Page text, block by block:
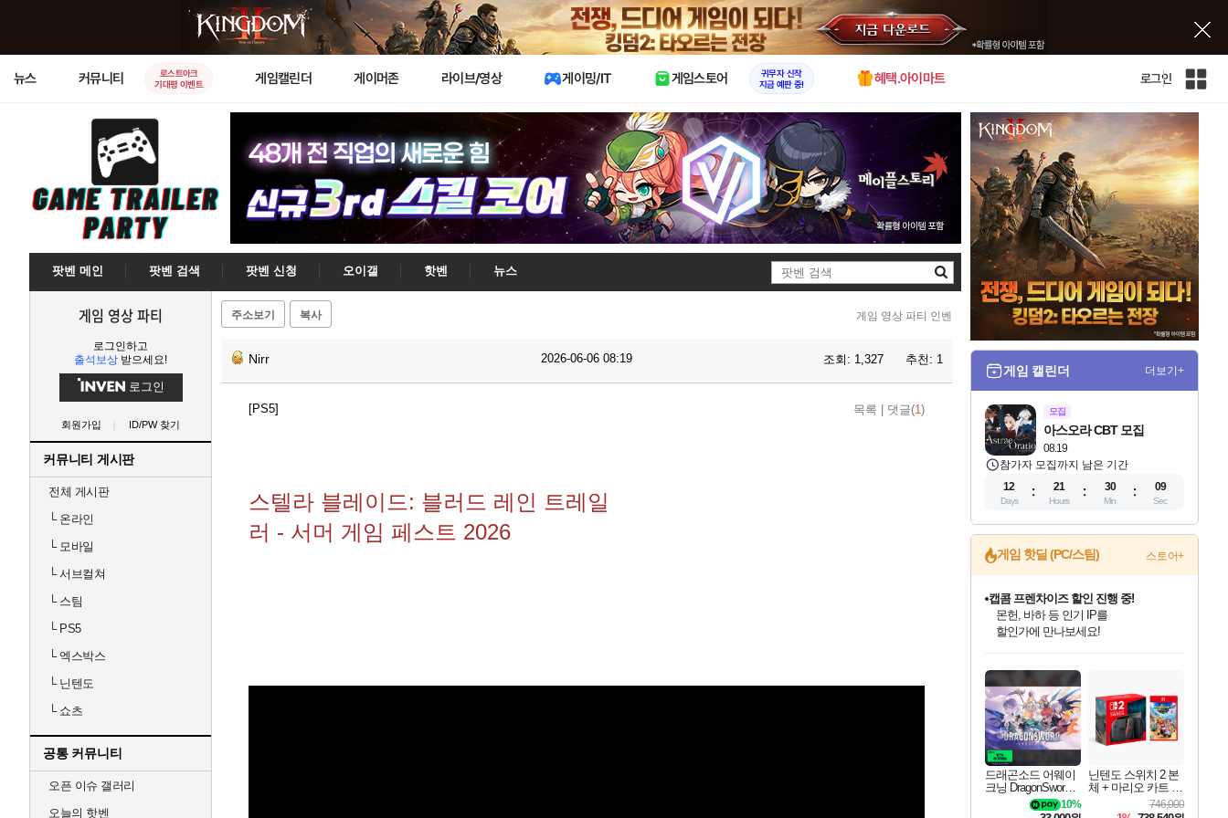
X
뉴스 커뮤니티
로스트아크
기대평 이벤트
게임캘린더 게이머존 라이브/영상 게이밍/IT 게임스토어
귀무자 신작
지금 예판 중!
혜택.아이마트 로그인
인
사
이
트
맵
팟벤 메인 팟벤 검색 팟벤 신청 오이갤 핫벤
뉴스
검
게임 영상 파티
로그인하고
출석보상 받으세요!
로그인
회원가입 ID/PW 찾기
커뮤니티 게시판
전체 게시판
└온라인
└모바일
└서브컬쳐
└스팀
└PS5
└엑스박스
└닌텐도
└쇼츠
공통 커뮤니티
오픈 이슈 갤러리
오늘의 핫벤
주소보기 복사 게임 영상 파티 인벤
Nirr 2026-06-06 08:19 조회: 1,327 추천: 1
[PS5] 목록 댓글(1)
스텔라 블레이드: 블러드 레인 트레일
러 - 서머 게임 페스트 2026
게임 캘린더 더보기+
모집
08.19
아스오라 CBT 모집
참가자 모집까지 남은 기간
12
Days
21
Hours
30
Min
08
Sec
게임 핫딜 (PC/스팀) 스토어+
네이버혜택과 함께 만나보세요!
50%할인&추가 적립까지!
이니&베니 혜택까지!
네이버 혜택가와 함께 예약하세요!
할인&네이버혜택으로 만나보세요!
네이버페이 혜택과 만나보세요!
40주년 프로모션으로 만나보세요!
네이버 포인트 혜택까지!
캡콤 프렌차이즈 할인 진행 중!
몬헌, 바하 등 인기 IP를
할인가에 만나보세요!
일부 에디션 상시 할인!
혜택으로 예약 판매 중
편안하게 충전하세요
드래곤소드 어웨이
크닝 DragonSword A
10%
닌텐도 스위치 2 본
체 + 마리오 카트 월
746,000